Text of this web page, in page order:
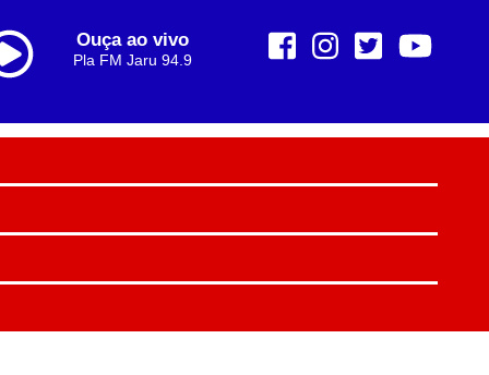
Ouça ao vivo
Pla FM Jaru 94.9